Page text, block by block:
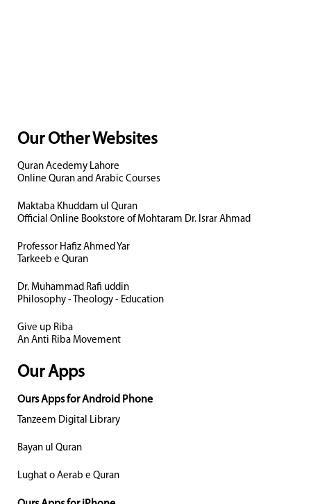
Our Other Websites
Quran Acedemy Lahore
Online Quran and Arabic Courses
Maktaba Khuddam ul Quran
Official Online Bookstore of Mohtaram Dr. Israr Ahmad
Professor Hafiz Ahmed Yar
Tarkeeb e Quran
Dr. Muhammad Rafi uddin
Philosophy - Theology - Education
Give up Riba
An Anti Riba Movement
Our Apps
Ours Apps for Android Phone
Tanzeem Digital Library
Bayan ul Quran
Lughat o Aerab e Quran